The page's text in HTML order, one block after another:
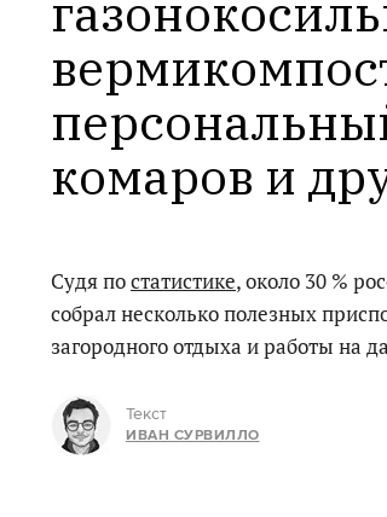
комаров и
Судя постатистике, около 30 %
собрал несколько полезных
загородного отдыха и работы на
Текст
ИВАН СУРВИЛЛО